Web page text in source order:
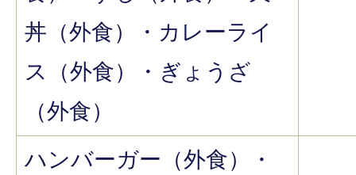
丼（外食）・カレーライ
ス（外食）・ぎょうざ
（外食）
ハンバーガー（外食）・